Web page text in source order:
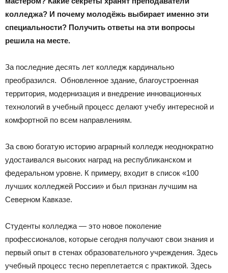
колледжа? И почему молодёжь выбирает именно эти
специальности? Получить ответы на эти вопросы
решила на месте.
За последние десять лет колледж кардинально
преобразился. Обновленное здание, благоустроенная
территория, модернизация и внедрение инновационных
технологий в учебный процесс делают учебу интересной и
комфортной по всем направлениям.
За свою богатую историю аграрный колледж неоднократно
удостаивался высоких наград на республиканском и
федеральном уровне. К примеру, входит в список «100
лучших колледжей России» и был признан лучшим на
Северном Кавказе.
Студенты колледжа — это новое поколение
профессионалов, которые сегодня получают свои знания и
первый опыт в стенах образовательного учреждения. Здесь
учебный процесс тесно переплетается с практикой. Здесь